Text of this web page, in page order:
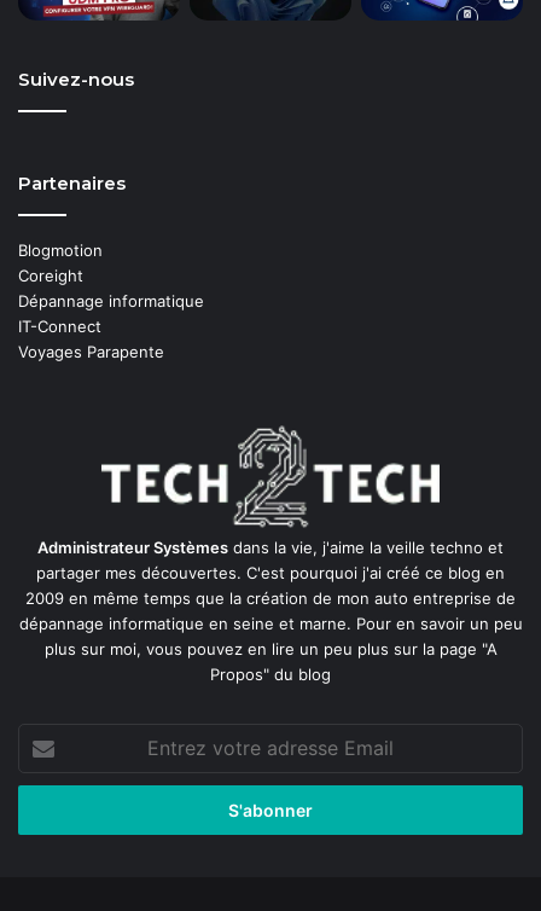
Suivez-nous
Partenaires
Blogmotion
Coreight
Dépannage informatique
IT-Connect
Voyages Parapente
Administrateur Systèmes dans la vie, j'aime la veille techno et
partager mes découvertes. C'est pourquoi j'ai créé ce blog en
2009 en même temps que la création de mon auto entreprise de
dépannage informatique en seine et marne. Pour en savoir un peu
plus sur moi, vous pouvez en lire un peu plus sur la page "A
Propos" du blog
votre
adresse